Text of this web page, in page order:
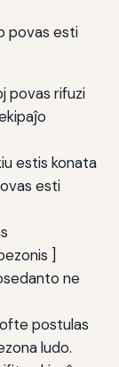
povas esti
povas rifuzi
estis konata
esti
]
ne
postulas
ludo.